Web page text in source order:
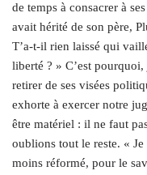
de temps à consacrer à
avait hérité de son père,
T’a‑t-il rien laissé qui
liberté ? » C’est
retirer de ses visées
exhorte à exercer notre
être matériel : il ne faut
oublions tout le reste. «
moins réformé, pour le